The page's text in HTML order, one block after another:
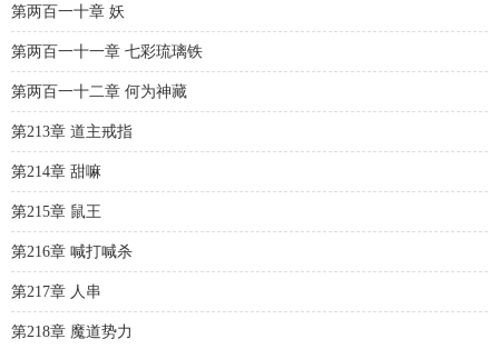
第两百一十章 妖
第两百一十一章 七彩琉璃铁
第两百一十二章 何为神藏
第213章 道主戒指
第214章 甜嘛
第215章 鼠王
第216章 喊打喊杀
第217章 人串
第218章 魔道势力